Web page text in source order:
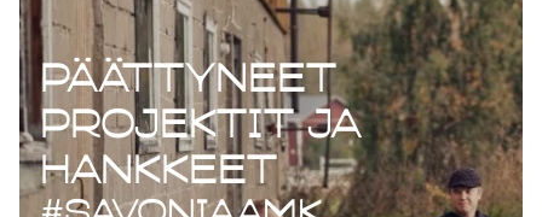
Päättyneet
projektit ja
hankkeet